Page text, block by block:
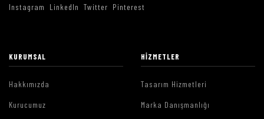
Instagram LinkedIn Twitter Pinterest
KURUMSAL
Hakkımızda
Kurucumuz
HIZMETLER
Tasarım Hizmetleri
Marka Danışmanlığı